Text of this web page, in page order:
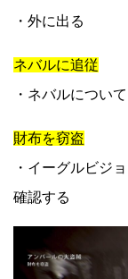
・外に出る
ネバルに追従
・ネバルについて
財布を窃盗
・イーグルビジ
確認する